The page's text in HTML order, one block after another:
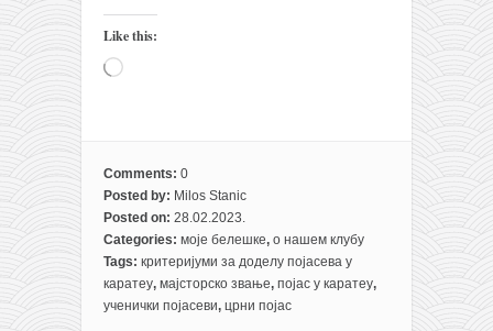
Like this:
Loading…
Comments: 0
Posted by: Milos Stanic
Posted on: 28.02.2023.
Categories: моје белешке, о нашем клубу
Tags: критеријуми за доделу појасева у
каратеу, мајсторско звање, појас у каратеу,
ученички појасеви, црни појас